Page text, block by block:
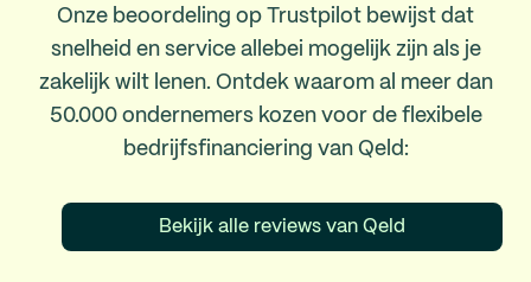
Onze beoordeling op Trustpilot bewijst dat
snelheid en service allebei mogelijk zijn als je
zakelijk wilt lenen. Ontdek waarom al meer dan
50.000 ondernemers kozen voor de flexibele
bedrijfsfinanciering van Qeld:
Bekijk alle reviews van Qeld